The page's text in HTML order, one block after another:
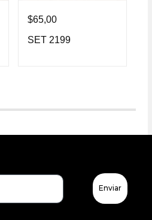
$65,00
SET 2199
Enviar